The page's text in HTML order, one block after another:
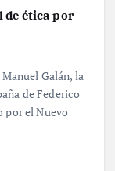
ética por
Galán, la
de Federico
por el Nuevo